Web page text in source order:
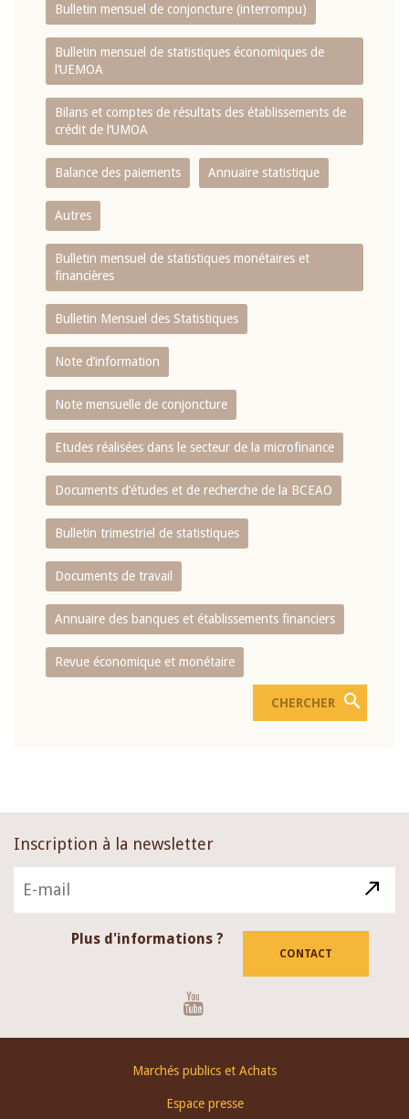
Bulletin mensuel de conjoncture (interrompu)
Bulletin mensuel de statistiques économiques de
l‘UEMOA
Bilans et comptes de résultats des établissements de
crédit de l‘UMOA
Balance des paiements Annuaire statistique
Autres
Bulletin mensuel de statistiques monétaires et
financières
Bulletin Mensuel des Statistiques
Note d’information
Note mensuelle de conjoncture
Etudes réalisées dans le secteur de la microfinance
Documents d’études et de recherche de la BCEAO
Bulletin trimestriel de statistiques
Documents de travail
Annuaire des banques et établissements financiers
Revue économique et monétaire
Inscription à la newsletter
Plus d'informations ?
CONTACT
Marchés publics et Achats
Espace presse